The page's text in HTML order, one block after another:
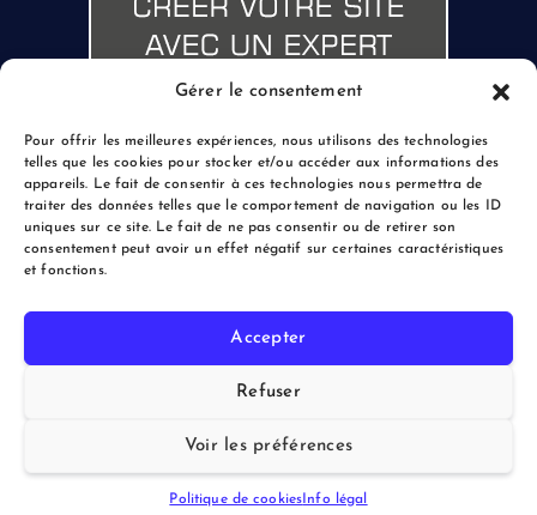
Gérer le consentement
Pour offrir les meilleures expériences, nous utilisons des technologies
telles que les cookies pour stocker et/ou accéder aux informations des
appareils. Le fait de consentir à ces technologies nous permettra de
traiter des données telles que le comportement de navigation ou les ID
uniques sur ce site. Le fait de ne pas consentir ou de retirer son
consentement peut avoir un effet négatif sur certaines caractéristiques
et fonctions.
Accepter
Refuser
Voir les préférences
Politique de cookies Info légal
Back to Top